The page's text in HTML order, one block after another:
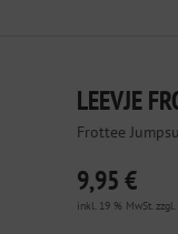
LEEVJE
Frottee
9,95 €
inkl. 19 % MwSt. zzgl.